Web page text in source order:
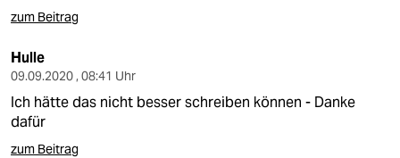
zum Beitrag
Hulle
09.09.2020 , 08:41 Uhr
Ich hätte das nicht besser schreiben können - Danke
dafür
zum Beitrag